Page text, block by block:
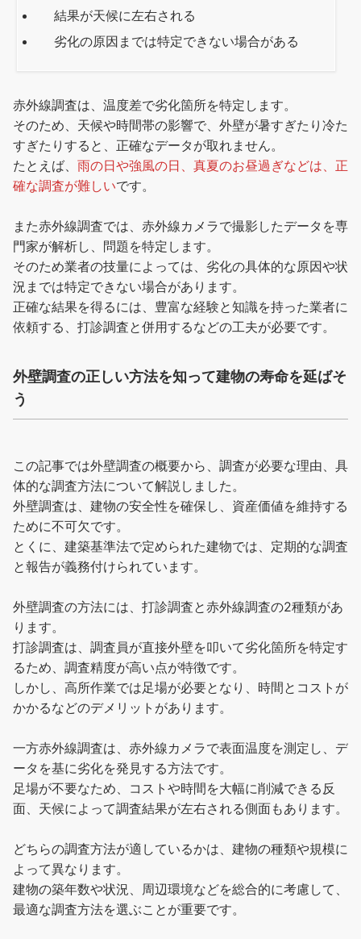
結果が天候に左右される
劣化の原因までは特定できない場合がある
赤外線調査は、温度差で劣化箇所を特定します。
そのため、天候や時間帯の影響で、外壁が暑すぎたり冷た
すぎたりすると、正確なデータが取れません。
たとえば、 雨の日や強風の日、真夏のお昼過ぎなどは、正
確な調査が難しいです。
また赤外線調査では、赤外線カメラで撮影したデータを専
門家が解析し、問題を特定します。
そのため業者の技量によっては、劣化の具体的な原因や状
況までは特定できない場合があります。
正確な結果を得るには、豊富な経験と知識を持った業者に
依頼する、打診調査と併用するなどの工夫が必要です。
外壁調査の正しい方法を知って建物の寿命を延ばそ
う
この記事では外壁調査の概要から、調査が必要な理由、具
体的な調査方法について解説しました。
外壁調査は、建物の安全性を確保し、資産価値を維持する
ために不可欠です。
とくに、建築基準法で定められた建物では、定期的な調査
と報告が義務付けられています。
外壁調査の方法には、打診調査と赤外線調査の2種類があ
ります。
打診調査は、調査員が直接外壁を叩いて劣化箇所を特定す
るため、調査精度が高い点が特徴です。
しかし、高所作業では足場が必要となり、時間とコストが
かかるなどのデメリットがあります。
一方赤外線調査は、赤外線カメラで表面温度を測定し、デ
ータを基に劣化を発見する方法です。
足場が不要なため、コストや時間を大幅に削減できる反
面、天候によって調査結果が左右される側面もあります。
どちらの調査方法が適しているかは、建物の種類や規模に
よって異なります。
建物の築年数や状況、周辺環境などを総合的に考慮して、
最適な調査方法を選ぶことが重要です。